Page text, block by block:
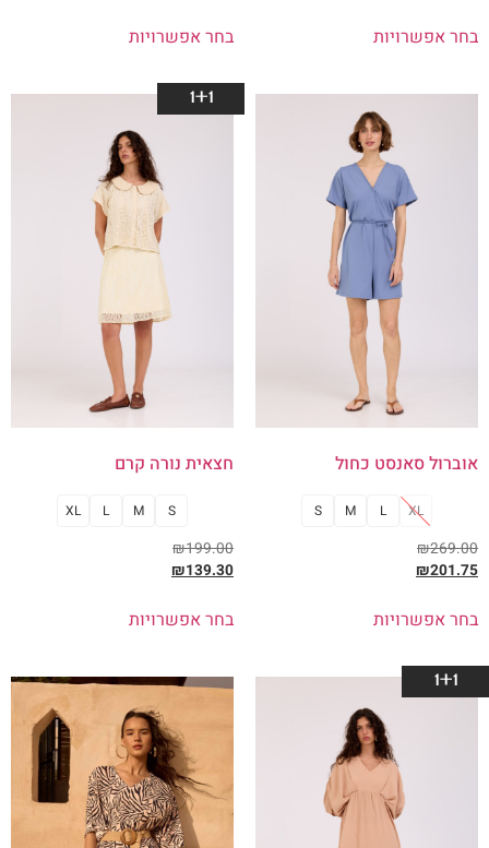
בחר אפשרויות בחר אפשרויות
אוברול סאנסט כחול
XL
L
M
S
₪269.00
₪201.75
בחר אפשרויות
1+1
חצאית נורה קרם
S
M
L
XL
₪199.00
₪139.30
בחר אפשרויות
1+1